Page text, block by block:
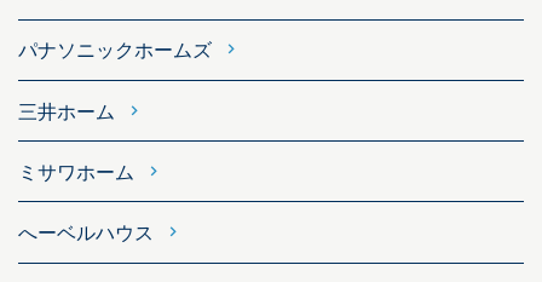
パナソニックホームズ
三井ホーム
ミサワホーム
へーベルハウス